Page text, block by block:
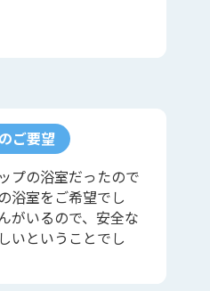
ご要望
プの浴室だったので
浴室をご希望でし
がいるので、安全な
いということでし